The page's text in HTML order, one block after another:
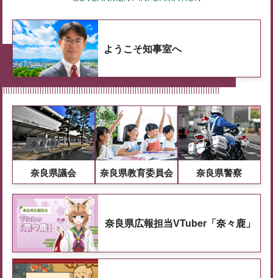
ようこそ知事室へ
奈良県議会 奈良県教育委員会 奈良県警察
奈良県広報担当VTuber「奈々鹿」